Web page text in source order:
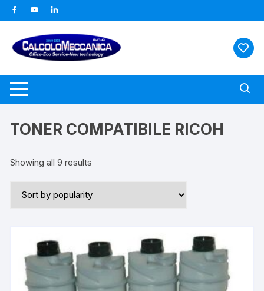
al
contenuto
TONER COMPATIBILE RICOH
Showing all 9 results